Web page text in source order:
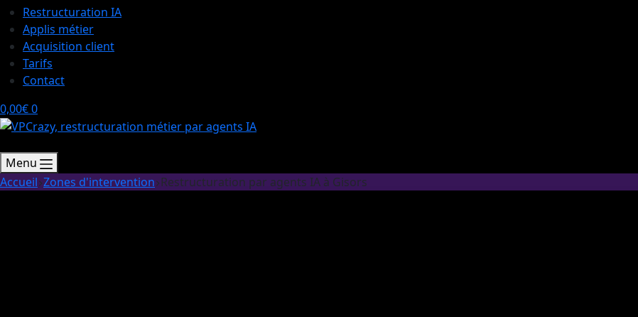
Restructuration IA
Applis métier
Acquisition client
Tarifs
Contact
Panier
d’achat
0,00€0
Menu
Accueil Zones d'intervention Restructuration par agents IA à Gisors